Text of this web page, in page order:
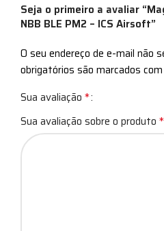
Seja o primeiro a avaliar
NBB BLE PM2 – ICS Airsoft”
O seu endereço de e-mail não
obrigatórios são marcados com
Sua avaliação *
Sua avaliação sobre o produto *